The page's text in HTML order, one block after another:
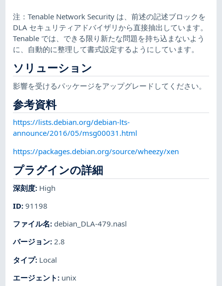
注：Tenable Network Security は、前述の記述ブロックを
DLA セキュリティアドバイザリから直接抽出しています。
Tenable では、できる限り新たな問題を持ち込まないよう
に、自動的に整理して書式設定するようにしています。
ソリューション
影響を受けるパッケージをアップグレードしてください。
参考資料
https://lists.debian.org/debian-lts-
announce/2016/05/msg00031.html
https://packages.debian.org/source/wheezy/xen
プラグインの詳細
深刻度: High
ID:91198
ファイル名: debian_DLA-479.nasl
バージョン:2.8
タイプ: Local
エージェント : unix